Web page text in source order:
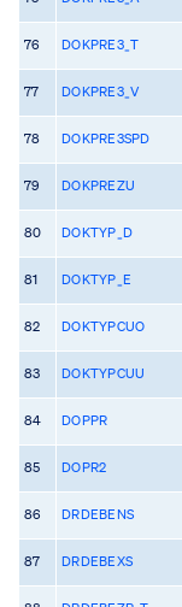
76 DOKPRE3_T
77 DOKPRE3_V
78 DOKPRE3SPD
79 DOKPREZU
80 DOKTYP_D
81 DOKTYP_E
82 DOKTYPCUO
83 DOKTYPCUU
84 DOPPR
85 DOPR2
86 DRDEBENS
87 DRDEBEXS